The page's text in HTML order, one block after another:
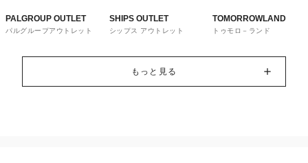
PALGROUP OUTLET
パルグループアウトレット
SHIPS OUTLET
シップス アウトレット
TOMORROWLAND
トゥモロ－ランド
もっと見る